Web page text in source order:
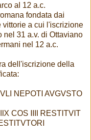
al 12 a.c.
fondata dai
a cui l'iscrizione
nel 31 a.v. di Ottaviano
nel 12 a.c.
dell'iscrizione della
NEPOTI AVGVSTO
COS IIII RESTITVIT